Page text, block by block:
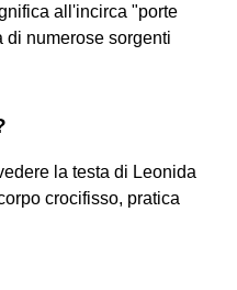
all'incirca "porte
numerose sorgenti
la testa di Leonida
crocifisso, pratica